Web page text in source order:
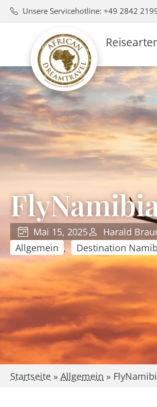
Unsere Servicehotline: +49 2842
Mai 15, 2025
Harald
Allgemein , Destination
Startseite » Allgemein »